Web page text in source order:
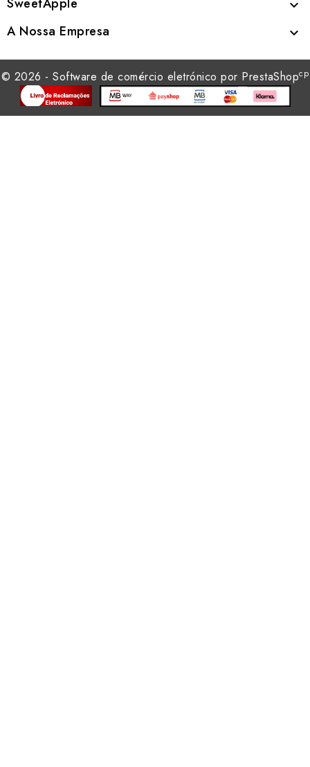

A Nossa Empresa 
© 2026 - Software de comércio eletrónico por PrestaShopcp